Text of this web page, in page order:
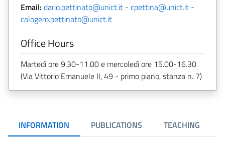
Email: dario.pettinato@unict.it - cpettina@unict.it -
calogero.pettinato@unict.it
Office Hours
Martedì ore 9.30-11.00 e mercoledì ore 15.00-16.30
(Via Vittorio Emanuele II, 49 - primo piano, stanza n. 7)
INFORMATION PUBLICATIONS TEACHING